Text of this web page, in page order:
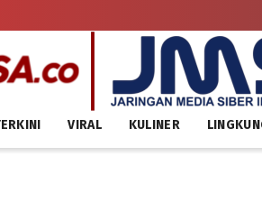
VIRAL KULINER